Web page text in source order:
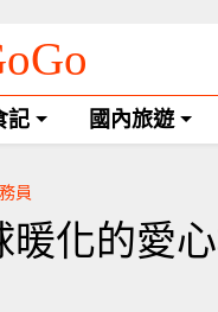
記 國內旅遊
員
暖化的愛